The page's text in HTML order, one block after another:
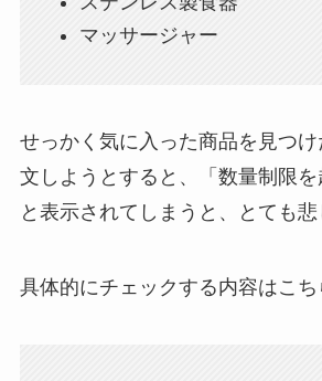
マッサージャー
せっかく気に入った商品を見つ
文しようとすると、「数量制限を
と表示されてしまうと、とても悲
具体的にチェックする内容はこち